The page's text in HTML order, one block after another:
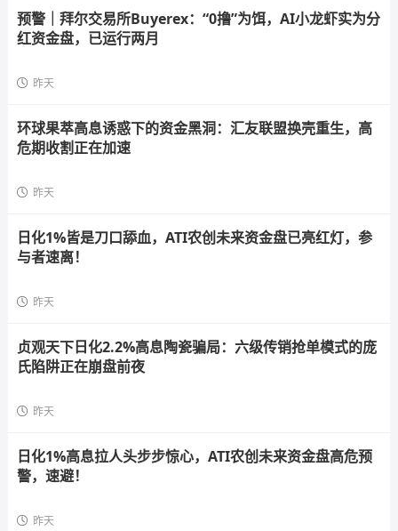
预警｜拜尔交易所Buyerex：“0撸”为饵，AI小龙虾实为分
红资金盘，已运行两月
昨天
环球果萃高息诱惑下的资金黑洞：汇友联盟换壳重生，高
危期收割正在加速
昨天
日化1%皆是刀口舔血，ATI农创未来资金盘已亮红灯，参
与者速离！
昨天
贞观天下日化2.2%高息陶瓷骗局：六级传销抢单模式的庞
氏陷阱正在崩盘前夜
昨天
日化1%高息拉人头步步惊心，ATI农创未来资金盘高危预
警，速避！
昨天